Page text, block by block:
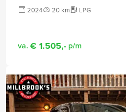
2024 20 km LPG
va. € 1.505,- p/m